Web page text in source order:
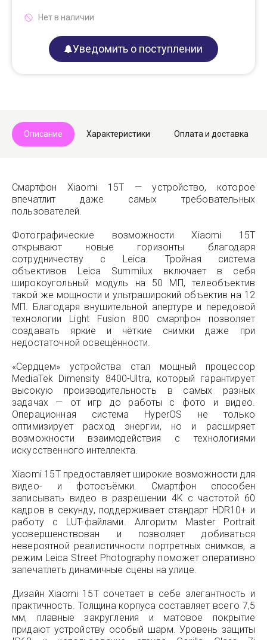
Нет в наличии
Уведомить о поступлении
Описание Характеристики Оплата и доставка
Смартфон Xiaomi 15T — устройство, которое
впечатлит даже самых требовательных
пользователей.
Фотографические возможности Xiaomi 15T
открывают новые горизонты благодаря
сотрудничеству с Leica. Тройная система
объективов Leica Summilux включает в себя
широкоугольный модуль на 50 МП, телеобъектив
такой же мощности и ультраширокий объектив на 12
МП. Благодаря внушительной апертуре и передовой
технологии Light Fusion 800 смартфон позволяет
создавать яркие и чёткие снимки даже при
недостаточной освещённости.
«Сердцем» устройства стал мощный процессор
MediaTek Dimensity 8400-Ultra, который гарантирует
высокую производительность в самых разных
задачах — от игр до работы с фото и видео.
Операционная система HyperOS не только
оптимизирует расход энергии, но и расширяет
возможности взаимодействия с технологиями
искусственного интеллекта.
Xiaomi 15T предоставляет широкие возможности для
видео- и фотосъёмки. Смартфон способен
записывать видео в разрешении 4K с частотой 60
кадров в секунду, поддерживает стандарт HDR10+ и
работу с LUT-файлами. Алгоритм Master Portrait
усовершенствован и позволяет добиваться
невероятной реалистичности портретных снимков, а
режим Leica Street Photography поможет оперативно
запечатлеть динамичные сцены на улице.
Дизайн Xiaomi 15T сочетает в себе элегантность и
практичность. Толщина корпуса составляет всего 7,5
мм, плавные закругления и матовое покрытие
придают устройству особый шарм. Уровень защиты